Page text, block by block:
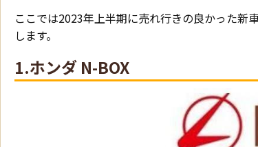
ここでは2023年上半期に売れ行きの良かった新
します。
1.ホンダ N-BOX